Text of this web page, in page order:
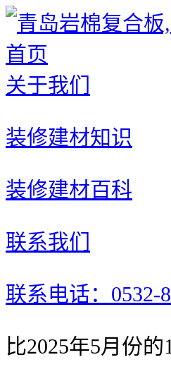
首页
关于我们
装修建材知识
装修建材百科
联系我们
联系电话：0532-
比2025年5月份